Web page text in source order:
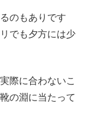
のもありです
でも夕方には少
際に合わないこ
の淵に当たって